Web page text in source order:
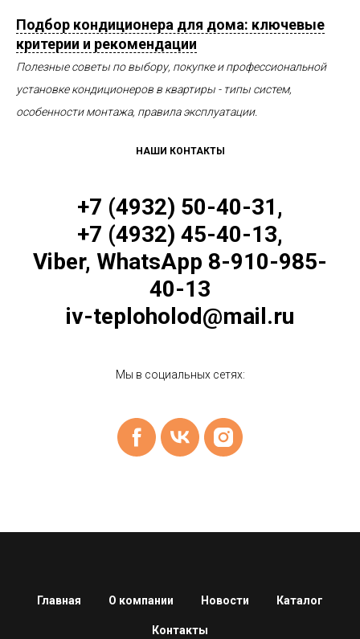
Подбор кондиционера для дома: ключевые
критерии и рекомендации
Полезные советы по выбору, покупке и профессиональной
установке кондиционеров в квартиры - типы систем,
особенности монтажа, правила эксплуатации.
НАШИ КОНТАКТЫ
+7 (4932) 50-40-31,
+7 (4932) 45-40-13,
Viber, WhatsApp 8-910-985-
40-13
iv-teploholod@mail.ru
Мы в социальных сетях:
Главная О компании Новости Каталог
Контакты